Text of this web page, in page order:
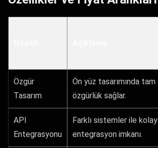
Özgür
Tasarım
Ön yüz tasarımında tam
özgürlük sağlar.
API
Entegrasyonu
Farklı sistemler ile kolay
entegrasyon imkanı.